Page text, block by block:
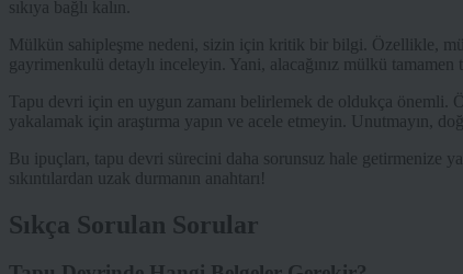
sıkıya bağlı kalın.
Mülkün sahipleşme nedeni, sizin için kritik bir bilgi. Özellikle,
gayrimenkulü detaylı inceleyin. Yani, alacağınız mülkü tamamen
Tapu devri için en uygun zamanı belirlemek de oldukça önemli.
yakalamak için araştırma yapın ve acele etmeyin. Unutmayın,
Bu ipuçları, tapu devri sürecini daha sorunsuz hale getirmenize
sıkıntılardan uzak durmanın anahtarı!
Sıkça Sorulan Sorular